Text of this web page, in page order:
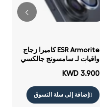
ESR Armorite كاميرا زجاج
واقيات لـ سامسونج جالكسي
KWD 3.900
إضافة إلى سلة التسوق